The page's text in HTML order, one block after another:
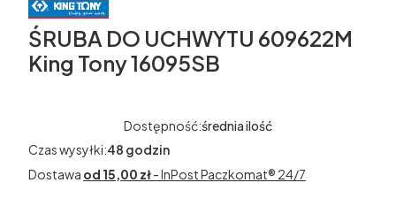
ŚRUBA DO UCHWYTU 609622M
King Tony 16095SB
Dostępność:średnia ilość
Czas wysyłki:48 godzin
Dostawa od 15,00 zł- InPost Paczkomat® 24/7